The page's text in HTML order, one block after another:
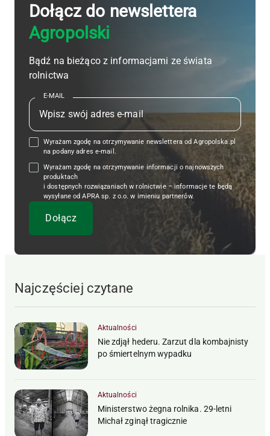
Dołącz do newslettera
Agropolski
Bądź na bieżąco z informacjami ze świata
rolnictwa
E-MAIL
Wyrażam zgodę na otrzymywanie newslettera od Agropolska.pl
na podany adres e-mail.
Wyrażam zgodę na otrzymywanie informacji o najnowszych
produktach
i dostępnych rozwiązaniach w rolnictwie – informacje te będą
wysyłane od APRA sp. z o.o. w imieniu partnerów.
Najczęściej czytane
Aktualności
Nie zdjął hederu. Zarzut dla kombajnisty
po śmiertelnym wypadku
Aktualności
Ministerstwo żegna rolnika. 29-letni
Michał zginął tragicznie